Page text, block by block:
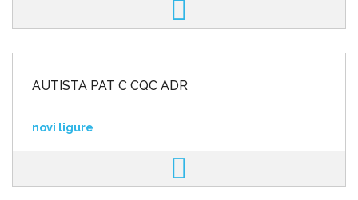
AUTISTA PAT C CQC ADR
novi ligure